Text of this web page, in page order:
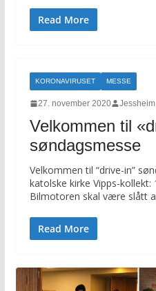
Read More
KORONAVIRUSET MESSE
27. november 2020 Jessheim
Velkommen til
søndagsmesse
Velkommen til “drive-in”
katolske kirke Vipps-kollekt:
Bilmotoren skal være slått
Read More